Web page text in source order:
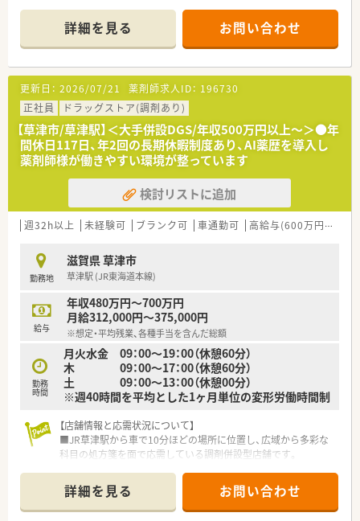
ています。
■研修制度は様々なプランがあり、集合研修だけでなく任意で受
講可能な研修も幅広く用意されています
■店舗で活躍する従業員、社外で活躍する従業員、将来経営幹部
となる従業員など、薬剤師として様々な活躍ができるフィールド
を用意されています
■総合薬剤師・調剤薬剤師（土日休み・19時までの勤務）どちらか
の働き方を選択できます
■調剤併設型だけでなく「医療モール・クリニック併設店舗」「敷
地内薬局」「訪問調剤特化型店舗」など様々な店舗を運営してい
ます
■在宅医療にも積極的取り組んでおり「訪問調剤特化型店舗」を
50店舗以上、無菌調剤室は業界最多の51店舗設置しています
■「プラチナくるみん認定企業」「健康経営優良法人2023（大規模
法人部門）認定」等を取得し一人ひとりが働きやすい環境が整備
されています
があるのも特徴です
詳細を見る お問い合わせ
更新日： 2026/07/21 薬剤師求人ID： 196730
正社員
ドラッグストア(調剤あり)
【草津市/草津駅】＜大手併設DGS/年収500万円以上～＞●年
間休日117日、年2回の長期休暇制度あり、AI薬歴を導入し
薬剤師様が働きやすい環境が整っています
検討リストに追加
週32h以上 未経験可 ブランク可 車通勤可 高給与(600万円以上)
勤務地
滋賀県 草津市
草津駅 (JR東海道本線)
給与
年収480万円～700万円
月給312,000円～375,000円
※想定・平均残業、各種手当を含んだ総額
勤務
時間
月火水金 09：00～19：00（休憩60分）
木 09：00～17：00（休憩60分）
土 09：00～13：00（休憩00分）
※週40時間を平均とした1ヶ月単位の変形労働時間制
【店舗情報と応需状況について】
■JR草津駅から車で10分ほどの場所に位置し、広域から多彩な
科目の処方箋を面で応需している調剤併設型店舗です。
とする総合的な科目の知見を深めることができます。
■薬剤師は常時4～5名体制で、さらにパートスタッフも在籍し
ており、複数名で協力しながら業務に取り組めます。
詳細を見る お問い合わせ